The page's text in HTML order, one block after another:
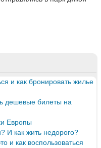
и как бронировать жилье
дешевые билеты на
Европы
И как жить недорого?
и как воспользоваться